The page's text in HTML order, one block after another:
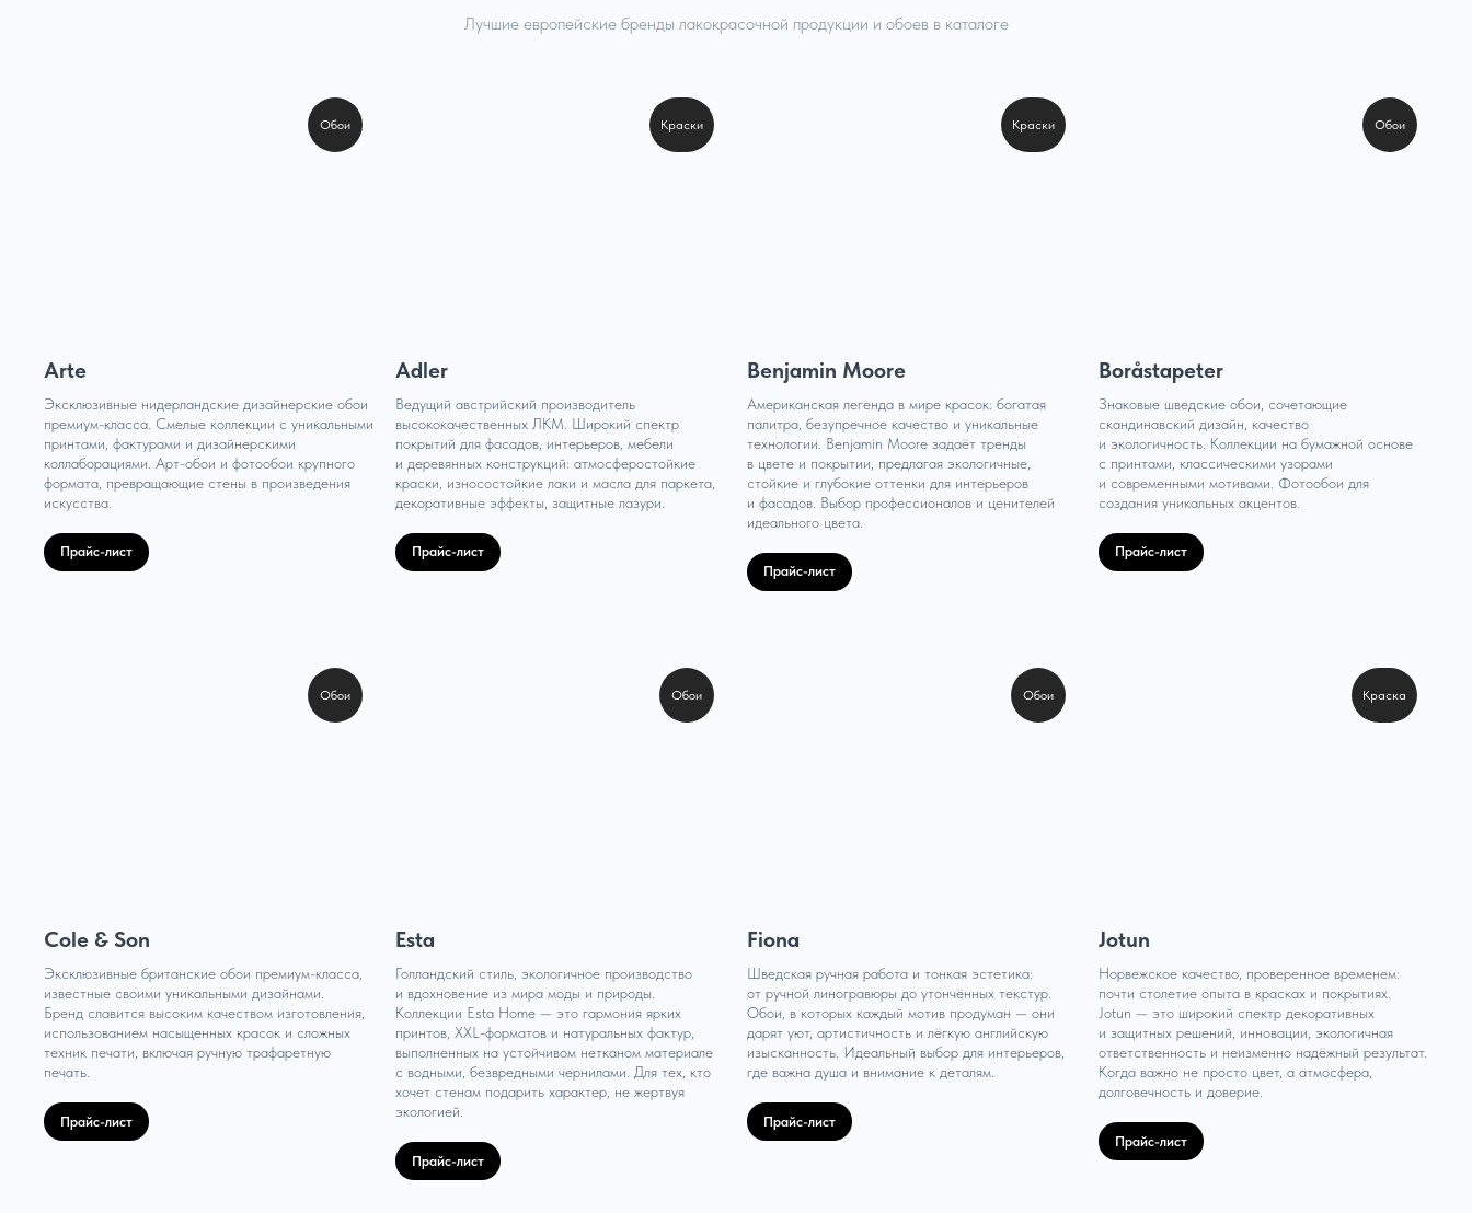
Лучшие европейские бренды лакокрасочной продукции и обоев в каталоге
Обои
Arte
Эксклюзивные нидерландские дизайнерские обои
премиум-класса. Смелые коллекции с уникальными
принтами, фактурами и дизайнерскими
коллаборациями. Арт-обои и фотообои крупного
формата, превращающие стены в произведения
искусства.
Прайс-лист
Краски
Adler
Ведущий австрийский производитель
высококачественных ЛКМ. Широкий спектр
покрытий для фасадов, интерьеров, мебели
и деревянных конструкций: атмосферостойкие
краски, износостойкие лаки и масла для паркета,
декоративные эффекты, защитные лазури.
Прайс-лист
Краски
Benjamin Moore
Американская легенда в мире красок: богатая
палитра, безупречное качество и уникальные
технологии. Benjamin Moore задаёт тренды
в цвете и покрытии, предлагая экологичные,
стойкие и глубокие оттенки для интерьеров
и фасадов. Выбор профессионалов и ценителей
идеального цвета.
Прайс-лист
Обои
Boråstapeter
Знаковые шведские обои, сочетающие
скандинавский дизайн, качество
и экологичность. Коллекции на бумажной основе
с принтами, классическими узорами
и современными мотивами. Фотообои для
создания уникальных акцентов.
Прайс-лист
Обои
Cole & Son
Эксклюзивные британские обои премиум-класса,
известные своими уникальными дизайнами.
Бренд славится высоким качеством изготовления,
использованием насыщенных красок и сложных
техник печати, включая ручную трафаретную
печать.
Прайс-лист
Обои
Esta
Голландский стиль, экологичное производство
и вдохновение из мира моды и природы.
Коллекции Esta Home — это гармония ярких
принтов, XXL-форматов и натуральных фактур,
выполненных на устойчивом нетканом материале
с водными, безвредными чернилами. Для тех, кто
хочет стенам подарить характер, не жертвуя
экологией.
Прайс-лист
Обои
Fiona
Шведская ручная работа и тонкая эстетика:
от ручной линогравюры до утончённых текстур.
Обои, в которых каждый мотив продуман — они
дарят уют, артистичность и лёгкую английскую
изысканность. Идеальный выбор для интерьеров,
где важна душа и внимание к деталям.
Прайс-лист
Краска
Jotun
Норвежское качество, проверенное временем:
почти столетие опыта в красках и покрытиях.
Jotun — это широкий спектр декоративных
и защитных решений, инновации, экологичная
ответственность и неизменно надёжный результат.
Когда важно не просто цвет, а атмосфера,
долговечность и доверие.
Прайс-лист